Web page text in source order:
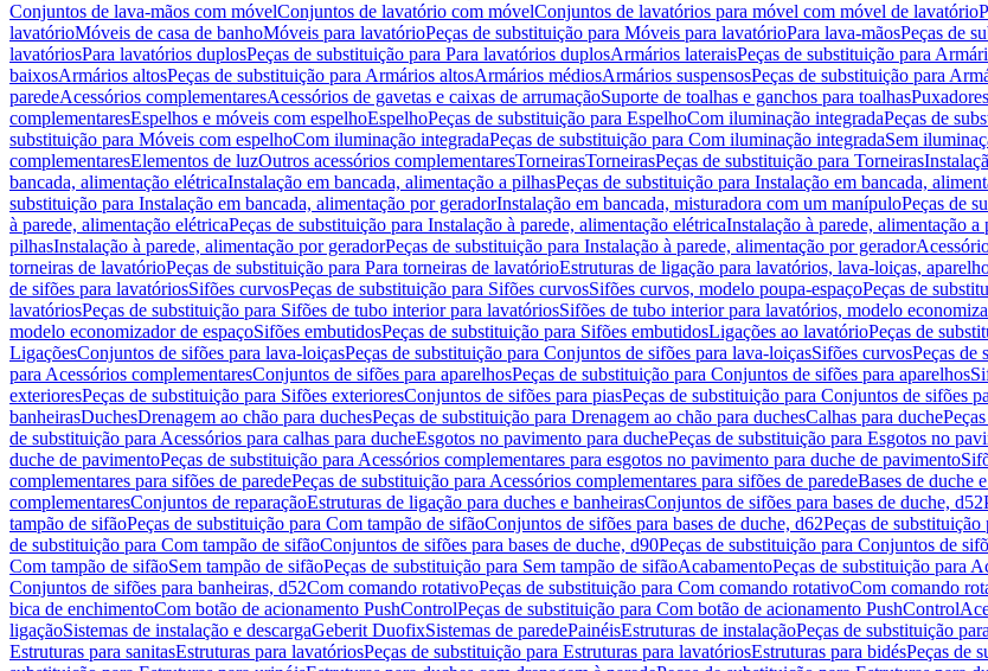
Conjuntos de lava-mãos com móvelConjuntos de lavatório com móvelConjuntos de lavatórios para móvel com móvel de lavatório
lavatórioMóveis de casa de banhoMóveis para lavatórioPeças de substituição para Móveis para lavatórioPara lava-mãosPeças de
lavatóriosPara lavatórios duplosPeças de substituição para Para lavatórios duplosArmários lateraisPeças de substituição para
baixosArmários altosPeças de substituição para Armários altosArmários médiosArmários suspensosPeças de substituição para
paredeAcessórios complementaresAcessórios de gavetas e caixas de arrumaçãoSuporte de toalhas e ganchos para toalhasPuxadores
complementaresEspelhos e móveis com espelhoEspelhoPeças de substituição para EspelhoCom iluminação integradaPeças de
substituição para Móveis com espelhoCom iluminação integradaPeças de substituição para Com iluminação integradaSem
complementaresElementos de luzOutros acessórios complementaresTorneirasTorneirasPeças de substituição para Torneiras
bancada, alimentação elétricaInstalação em bancada, alimentação a pilhasPeças de substituição para Instalação em bancada,
substituição para Instalação em bancada, alimentação por geradorInstalação em bancada, misturadora com um manípuloPeças de
à parede, alimentação elétricaPeças de substituição para Instalação à parede, alimentação elétricaInstalação à parede, alimentação a
pilhasInstalação à parede, alimentação por geradorPeças de substituição para Instalação à parede, alimentação por gerador
torneiras de lavatórioPeças de substituição para Para torneiras de lavatórioEstruturas de ligação para lavatórios, lava-loiças,
de sifões para lavatóriosSifões curvosPeças de substituição para Sifões curvosSifões curvos, modelo poupa-espaçoPeças de
lavatóriosPeças de substituição para Sifões de tubo interior para lavatóriosSifões de tubo interior para lavatórios, modelo
modelo economizador de espaçoSifões embutidosPeças de substituição para Sifões embutidosLigações ao lavatórioPeças de
LigaçõesConjuntos de sifões para lava-loiçasPeças de substituição para Conjuntos de sifões para lava-loiçasSifões curvosPeças de
para Acessórios complementaresConjuntos de sifões para aparelhosPeças de substituição para Conjuntos de sifões para aparelhos
exterioresPeças de substituição para Sifões exterioresConjuntos de sifões para piasPeças de substituição para Conjuntos de sifões
banheirasDuchesDrenagem ao chão para duchesPeças de substituição para Drenagem ao chão para duchesCalhas para duche
de substituição para Acessórios para calhas para ducheEsgotos no pavimento para duchePeças de substituição para Esgotos no
duche de pavimentoPeças de substituição para Acessórios complementares para esgotos no pavimento para duche de pavimento
complementares para sifões de paredePeças de substituição para Acessórios complementares para sifões de paredeBases de duche
complementaresConjuntos de reparaçãoEstruturas de ligação para duches e banheirasConjuntos de sifões para bases de duche, d52
tampão de sifãoPeças de substituição para Com tampão de sifãoConjuntos de sifões para bases de duche, d62Peças de
de substituição para Com tampão de sifãoConjuntos de sifões para bases de duche, d90Peças de substituição para Conjuntos de
Com tampão de sifãoSem tampão de sifãoPeças de substituição para Sem tampão de sifãoAcabamentoPeças de substituição para
Conjuntos de sifões para banheiras, d52Com comando rotativoPeças de substituição para Com comando rotativoCom comando
bica de enchimentoCom botão de acionamento PushControlPeças de substituição para Com botão de acionamento PushControl
ligaçãoSistemas de instalação e descargaGeberit DuofixSistemas de paredePainéisEstruturas de instalaçãoPeças de substituição
Estruturas para sanitasEstruturas para lavatóriosPeças de substituição para Estruturas para lavatóriosEstruturas para bidésPeças de